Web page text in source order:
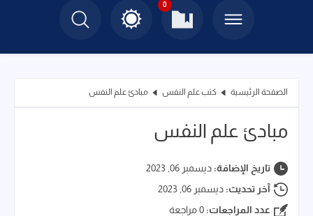
0
الصفحة الرئيسية كتب علم النفس مبادئ علم النفس
مبادئ علم النفس
تاريخ الإضافة: ديسمبر 06, 2023
آخر تحديث: ديسمبر 06, 2023
عدد المراجعات: 0 مراجعة